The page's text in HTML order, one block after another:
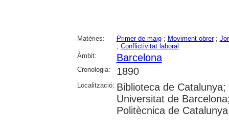
Matèries: Primer de maig; Moviment obrer;
; Conflictivitat laboral
Àmbit:
Barcelona
Cronologia: 1890
Localització: Biblioteca de
Universitat de
Politècnica de